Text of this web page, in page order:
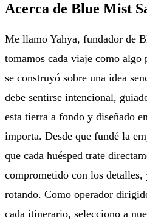
Acerca de Blue Mist
Me llamo Yahya, fundador de
tomamos cada viaje como
se construyó sobre una idea
debe sentirse intencional,
esta tierra a fondo y diseñado
importa. Desde que fundé la
que cada huésped trate
comprometido con los
rotando. Como operador
cada itinerario, selecciono a